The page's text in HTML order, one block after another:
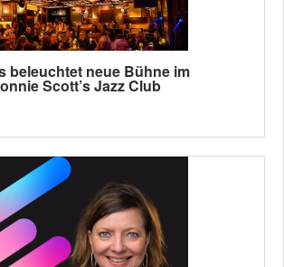
beleuchtet neue Bühne im
Scott’s Jazz Club